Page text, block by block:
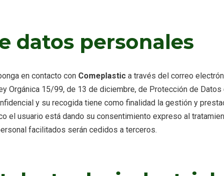
datos personales
en contacto con Comeplastic a través del correo
Orgánica 15/99, de 13 de diciembre, de Protección de
y su recogida tiene como finalidad la gestión y
el usuario está dando su consentimiento expreso al
facilitados serán cedidos a terceros.